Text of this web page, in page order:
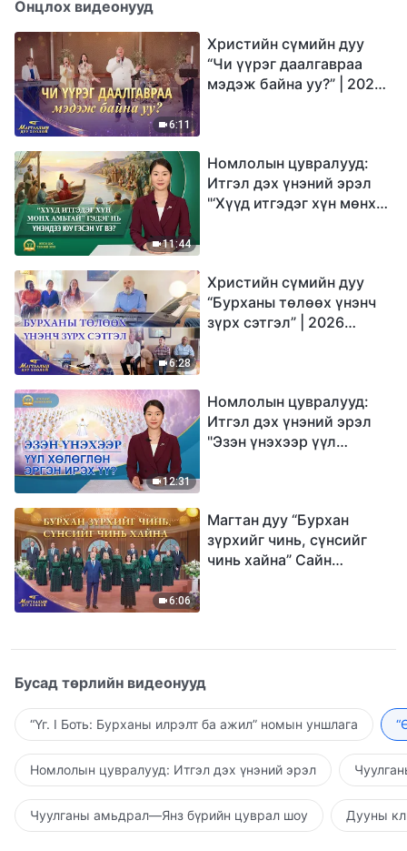
Онцлох видеонууд
6:11
Христийн сүмийн дуу
“Чи үүрэг даалгавраа
мэдэж байна уу?” | 2026
11:44
Номлолын цувралууд:
Итгэл дэх үнэний эрэл
"‘Хүүд итгэдэг хүн мөнх
6:28
Христийн сүмийн дуу
“Бурханы төлөөх үнэнч
зүрх сэтгэл” | 2026
12:31
Номлолын цувралууд:
Итгэл дэх үнэний эрэл
"Эзэн үнэхээр үүл
6:06
Магтан дуу “Бурхан
зүрхийг чинь, сүнсийг
чинь хайна” Сайн
Бусад төрлийн видеонууд
“Үг. I Боть: Бурханы илрэлт ба ажил” номын уншлага
Номлолын цувралууд: Итгэл дэх үнэний эрэл
Чуулганы амьдрал—Янз бүрийн цуврал шоу Дууны